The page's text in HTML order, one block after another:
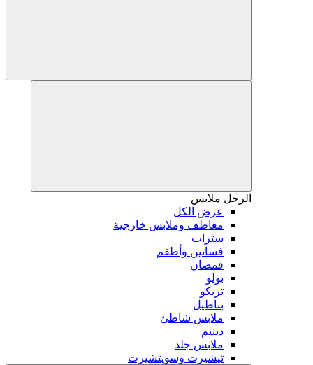
الرجل ملابس
عرض الكل
معاطف وملابس خارجية
سترات
فساتين وأطقم
قمصان
بولو
تريكو
بناطيل
ملابس شاطئ
دينيم
ملابس جلد
تيشيرت وسويتشيرت